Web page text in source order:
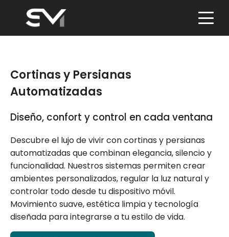
Cortinas y Persianas
Automatizadas
Diseño, confort y control en cada ventana
Descubre el lujo de vivir con cortinas y persianas
automatizadas que combinan elegancia, silencio y
funcionalidad. Nuestros sistemas permiten crear
ambientes personalizados, regular la luz natural y
controlar todo desde tu dispositivo móvil.
Movimiento suave, estética limpia y tecnología
diseñada para integrarse a tu estilo de vida.